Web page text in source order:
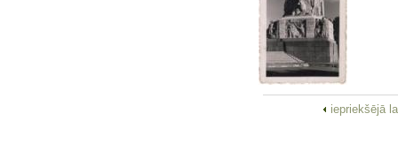
iepriekšējā